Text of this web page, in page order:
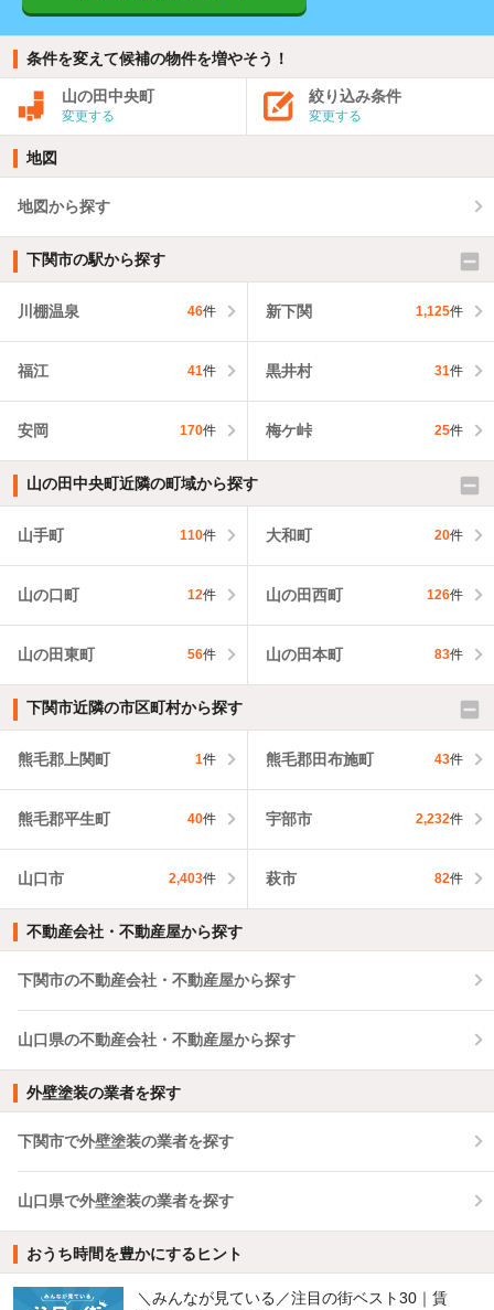
条件を変えて候補の物件を増やそう！
山の田中央町
変更する
絞り込み条件
変更する
地図
地図から探す
下関市の駅から探す
川棚温泉 46件 新下関 1,125件
福江 41件 黒井村 31件
安岡 170件 梅ケ峠 25件
山の田中央町近隣の町域から探す
山手町 110件 大和町 20件
山の口町 12件 山の田西町 126件
山の田東町 56件 山の田本町 83件
下関市近隣の市区町村から探す
熊毛郡上関町 1件 熊毛郡田布施町 43件
熊毛郡平生町 40件 宇部市 2,232件
山口市 2,403件 萩市 82件
不動産会社・不動産屋から探す
下関市の不動産会社・不動産屋から探す
山口県の不動産会社・不動産屋から探す
外壁塗装の業者を探す
下関市で外壁塗装の業者を探す
山口県で外壁塗装の業者を探す
おうち時間を豊かにするヒント
＼みんなが見ている／注目の街ベスト30｜賃